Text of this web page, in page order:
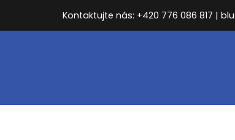
Kontaktujte nás: +420 776 086 817 |